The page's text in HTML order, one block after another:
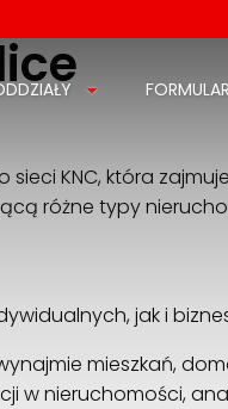
KNC, która
różne typy
jak i
mieszkań,
w nieruchomości,